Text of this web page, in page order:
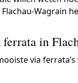
Wagrain
in
via